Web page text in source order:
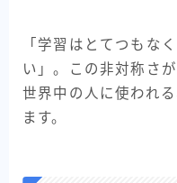
「学習はとてつもな
い」。この非対称さ
世界中の人に使われ
ます。